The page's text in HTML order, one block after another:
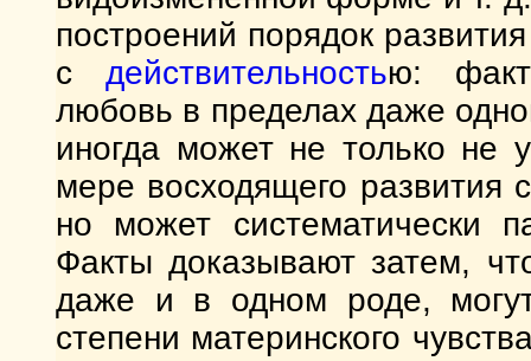
построений порядок
с действительностью:
любовь в пределах даже
иногда может не только не
мере восходящего развития
но может систематически
Факты доказывают затем,
даже и в одном роде,
степени материнского